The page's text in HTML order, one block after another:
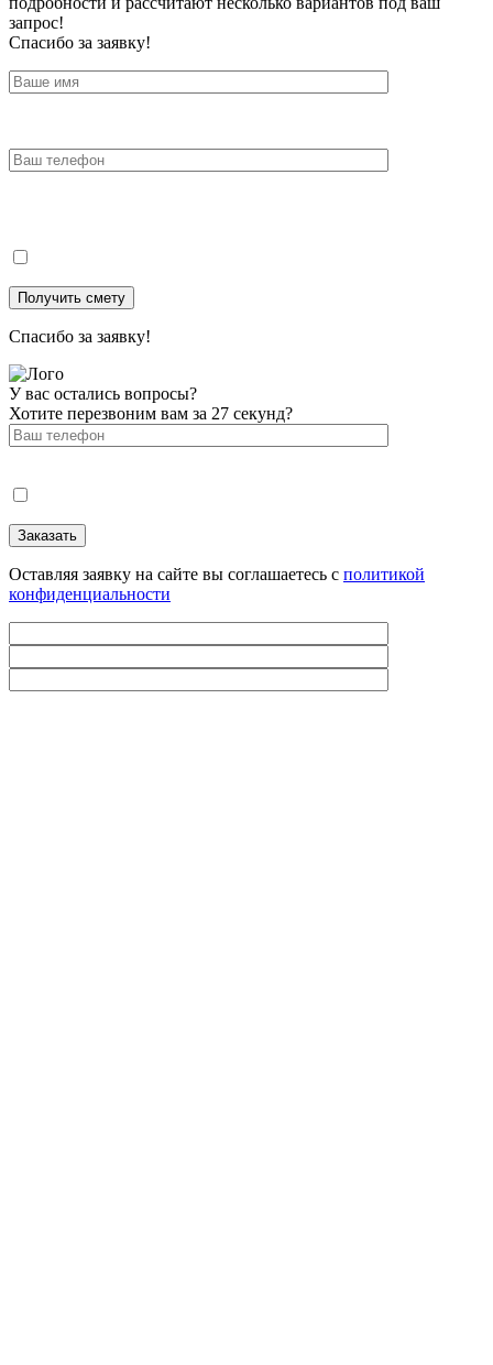
запрос!
Спасибо за заявку!
Спасибо за заявку!
У вас остались вопросы?
Хотите перезвоним вам за 27 секунд?
Оставляя заявку на сайте вы соглашаетесь с политикой
конфиденциальности